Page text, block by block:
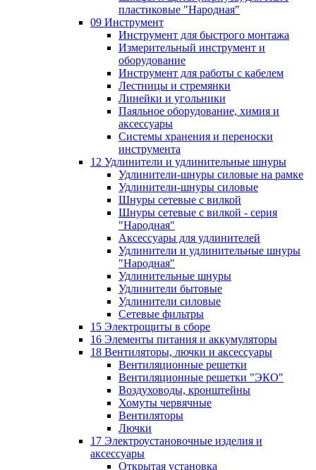
пластиковые "Народная"
09 Инструмент
Инструмент для быстрого монтажа
Измерительный инструмент и
оборудование
Инструмент для работы с кабелем
Лестницы и стремянки
Линейки и угольники
Паяльное оборудование, химия и
аксессуары
Системы хранения и переноски
инструмента
12 Удлинители и удлинительные шнуры
Удлинители-шнуры силовые на рамке
Удлинители-шнуры силовые
Шнуры сетевые с вилкой
Шнуры сетевые с вилкой - серия
"Народная"
Аксессуары для удлинителей
Удлинители и удлинительные шнуры
"Народная"
Удлинительные шнуры
Удлинители бытовые
Удлинители силовые
Сетевые фильтры
15 Электрощиты в сборе
16 Элементы питания и аккумуляторы
18 Вентиляторы, лючки и аксессуары
Вентиляционные решетки
Вентиляционные решетки "ЭКО"
Воздуховоды, кронштейны
Хомуты червячные
Вентиляторы
Лючки
17 Электроустановочные изделия и
аксессуары
Открытая установка